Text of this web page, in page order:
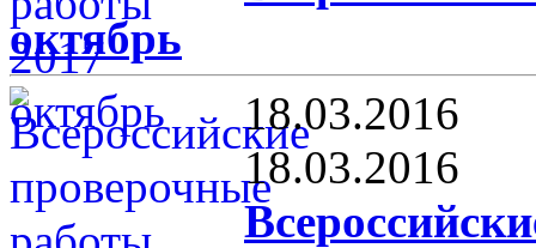
октябрь
18.03.2016
18.03.2016